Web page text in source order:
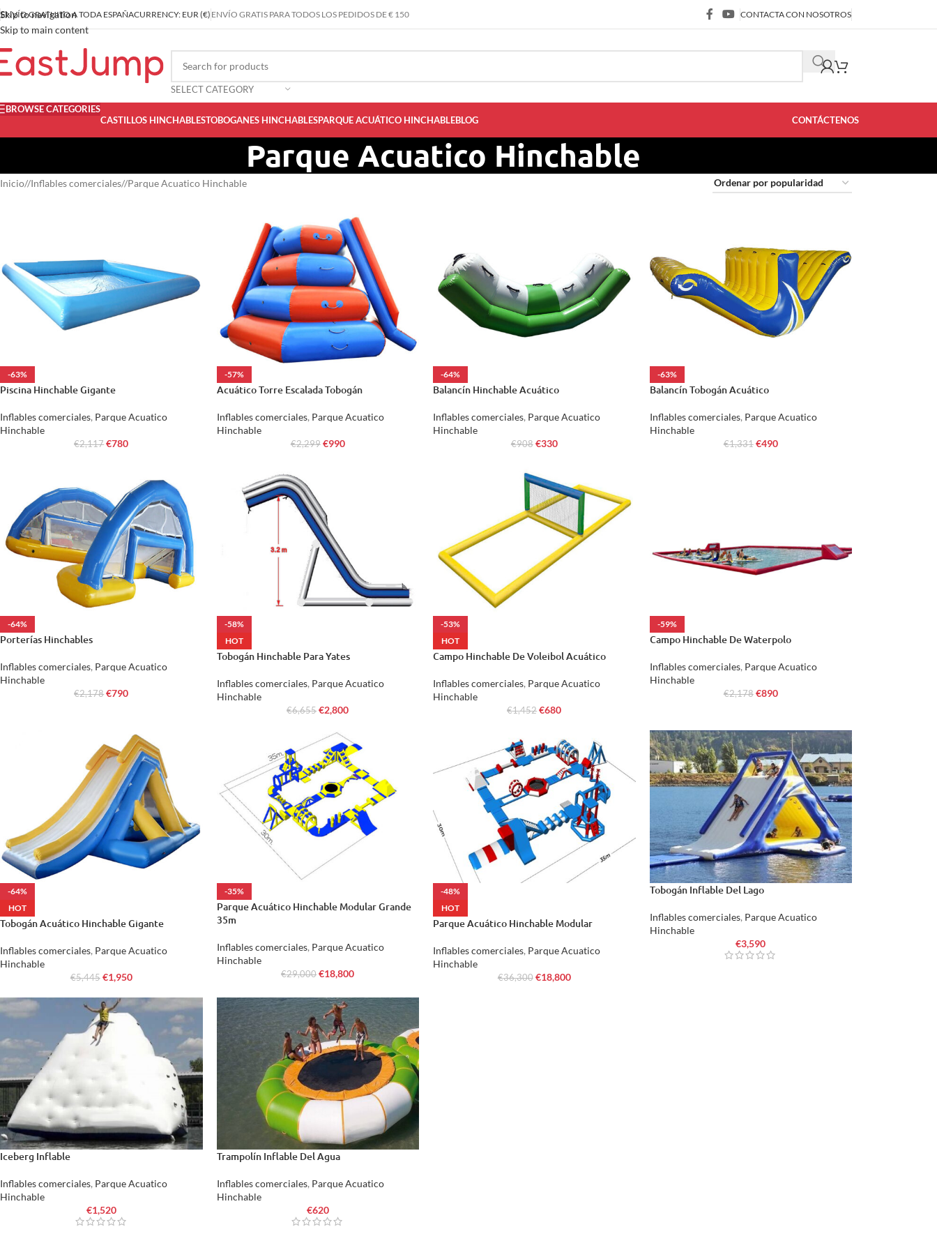
Skip to navigation
Skip to main content
ENVÍO GRATUITO A TODA ESPAÑACURRENCY: EUR (€) ENVÍO GRATIS PARA TODOS LOS PEDIDOS DE € 150 CONTACTA CON NOSOTROS
SELECT CATEGORY
BROWSE CATEGORIES
CASTILLOS HINCHABLESTOBOGANES HINCHABLESPARQUE ACUÁTICO HINCHABLEBLOG CONTÁCTENOS
Parque Acuatico Hinchable
Inicio/ Inflables comerciales/ Parque Acuatico Hinchable
-63%
Piscina Hinchable Gigante
Inflables comerciales, Parque Acuatico
Hinchable
€2,117 €780
-57%
Acuático Torre Escalada Tobogán
Inflables comerciales, Parque Acuatico
Hinchable
€2,299 €990
-64%
Balancín Hinchable Acuático
Inflables comerciales, Parque Acuatico
Hinchable
€908 €330
-63%
Balancín Tobogán Acuático
Inflables comerciales, Parque Acuatico
Hinchable
€1,331 €490
-64%
Porterías Hinchables
Inflables comerciales, Parque Acuatico
Hinchable
€2,178 €790
-58%
HOT
Tobogán Hinchable Para Yates
Inflables comerciales, Parque Acuatico
Hinchable
€6,655 €2,800
-53%
HOT
Campo Hinchable De Voleibol Acuático
Inflables comerciales, Parque Acuatico
Hinchable
€1,452 €680
-59%
Campo Hinchable De Waterpolo
Inflables comerciales, Parque Acuatico
Hinchable
€2,178 €890
-64%
HOT
Tobogán Acuático Hinchable Gigante
Inflables comerciales, Parque Acuatico
Hinchable
€5,445 €1,950
-35%
Parque Acuático Hinchable Modular Grande
35m
Inflables comerciales, Parque Acuatico
Hinchable
€29,000 €18,800
-48%
HOT
Parque Acuático Hinchable Modular
Inflables comerciales, Parque Acuatico
Hinchable
€36,300 €18,800
Tobogán Inflable Del Lago
Inflables comerciales, Parque Acuatico
Hinchable
€3,590
Iceberg Inflable
Inflables comerciales, Parque Acuatico
Hinchable
€1,520
Trampolín Inflable Del Agua
Inflables comerciales, Parque Acuatico
Hinchable
€620